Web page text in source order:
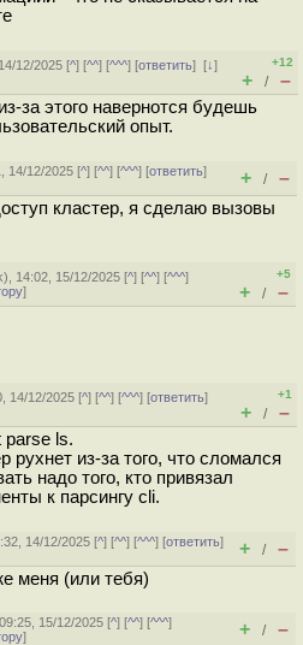
12/2025 [^] [^^] [^^^] [ответить][↓]
+12
+ / –
за этого навернотся будешь
опыт.
14/12/2025 [^] [^^] [^^^] [ответить]
+ / –
кластер, я сделаю вызовы
), 14:02, 15/12/2025 [^] [^^] [^^^]
]
+5
+ / –
14/12/2025 [^] [^^] [^^^] [ответить]
+1
+ / –
ls.
рухнет из-за того, что сломался
надо того, кто привязал
к парсингу cli.
14/12/2025 [^] [^^] [^^^] [ответить]
+ / –
меня (или тебя)
15/12/2025 [^] [^^] [^^^]
] + / –